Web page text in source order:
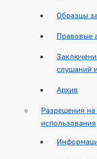
Образцы
Правовые
слушаний
Архив
Разрешения
использования